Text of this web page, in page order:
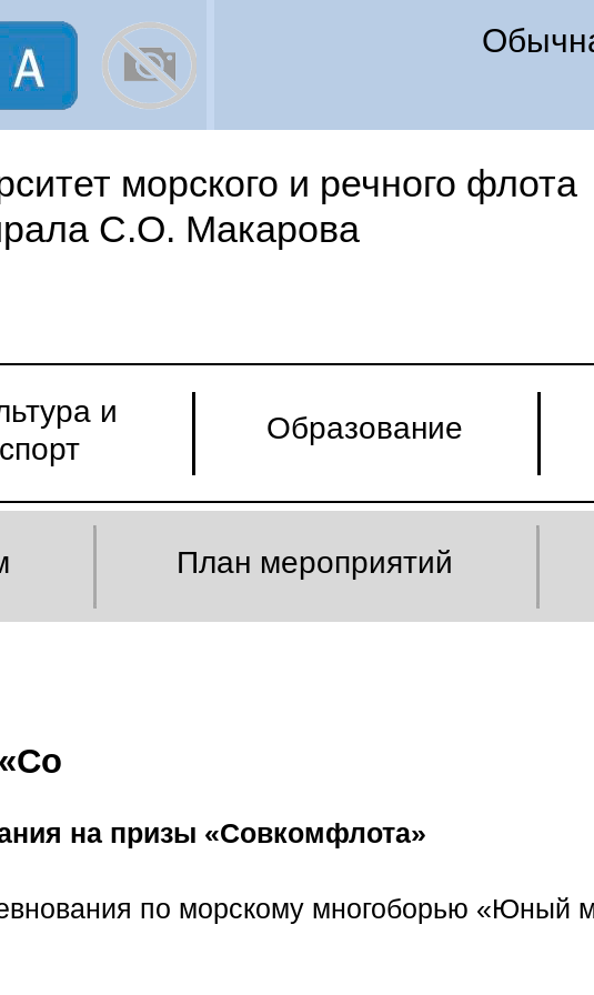
морского и речного флота
С.О. Макарова
и
спорт
Образование
План мероприятий
на призы «Совкомфлота»
по морскому многоборью «Юный